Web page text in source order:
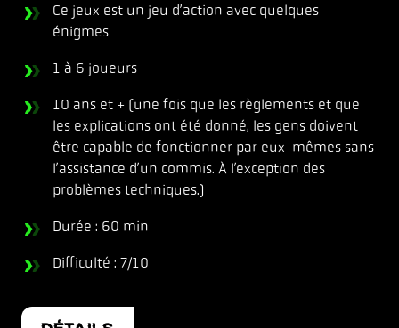
Ce jeux est un jeu d’action avec quelques
énigmes
1 à 6 joueurs
10 ans et + (une fois que les règlements et que
les explications ont été donné, les gens doivent
être capable de fonctionner par eux-mêmes sans
l’assistance d’un commis. À l’exception des
problèmes techniques.)
Durée : 60 min
Difficulté : 7/10